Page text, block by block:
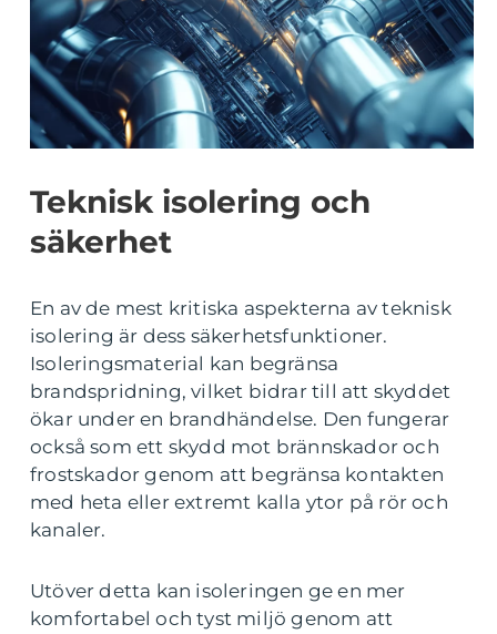
Teknisk isolering och
säkerhet
En av de mest kritiska aspekterna av teknisk
isolering är dess säkerhetsfunktioner.
Isoleringsmaterial kan begränsa
brandspridning, vilket bidrar till att skyddet
ökar under en brandhändelse. Den fungerar
också som ett skydd mot brännskador och
frostskador genom att begränsa kontakten
med heta eller extremt kalla ytor på rör och
kanaler.
Utöver detta kan isoleringen ge en mer
komfortabel och tyst miljö genom att